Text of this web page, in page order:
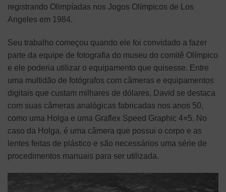
registrando Olimpíadas nos Jogos Olímpicos de Los
Angeles em 1984.
Seu trabalho começou quando ele foi convidado a fazer
parte da equipe de fotografia do museu do comitê Olímpico
e ele poderia utilizar o equipamento que quisesse. Entre
uma multidão de fotógrafos com câmeras e equipamentos
digitais que custam milhares de dólares, David se destaca
com suas câmeras analógicas fabricadas nos anos 50,
como uma Holga e uma Graflex Speed Graphic 4×5. No
caso da Holga, é uma câmera que possui o corpo e as
lentes feitas de plástico e são necessários uma série de
procedimentos manuais para ser utilizada.